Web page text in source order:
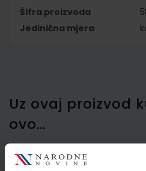
Šifra proizvoda
Jedinična mjera
Uz ovaj proizvod
ovo…